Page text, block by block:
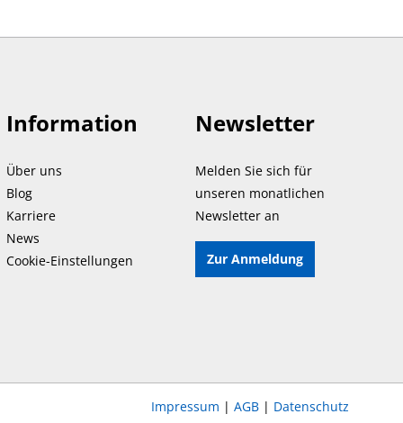
Information
Über uns
Blog
Karriere
News
Cookie-Einstellungen
Newsletter
Melden Sie sich für
unseren monatlichen
Newsletter an
Zur Anmeldung
Impressum | AGB | Datenschutz